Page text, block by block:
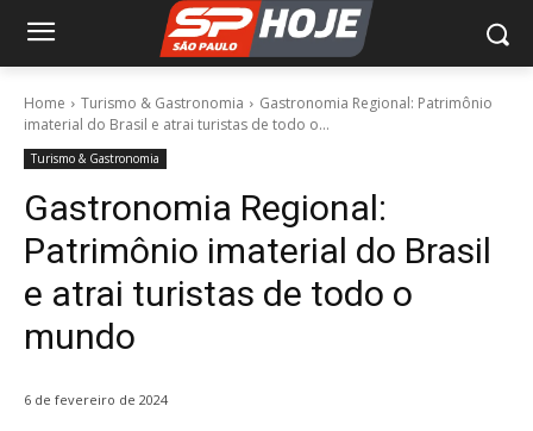
Home Turismo & Gastronomia
Gastronomia Regional: Patrimônio
imaterial do Brasil e atrai turistas de todo o...
Turismo & Gastronomia
Gastronomia Regional:
Patrimônio imaterial do Brasil
e atrai turistas de todo o
mundo
6 de fevereiro de 2024